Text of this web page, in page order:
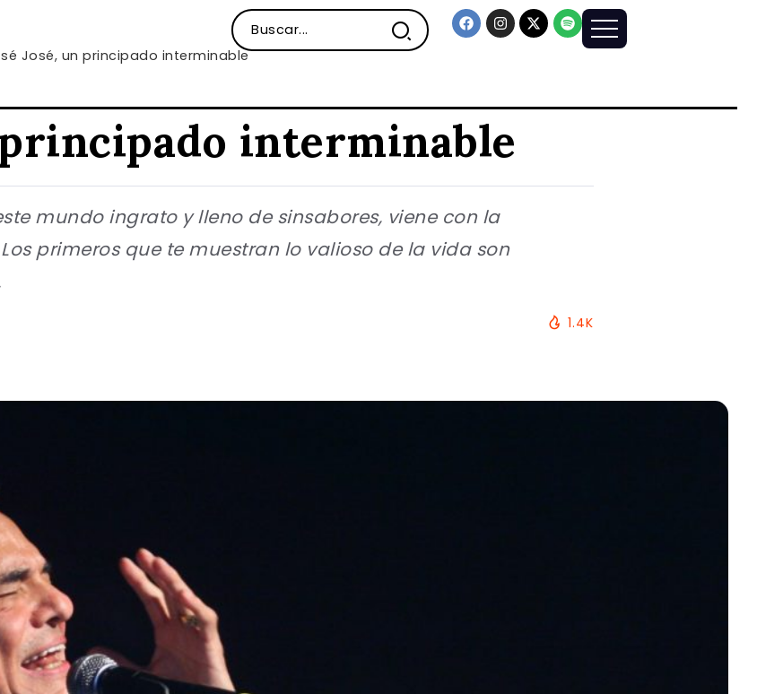
José, un principado interminable
principado interminable
mundo ingrato y lleno de sinsabores, viene con la
primeros que te muestran lo valioso de la vida son
1.4K